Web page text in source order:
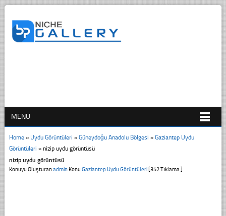
MENU
Home» Uydu Görüntüleri » Güneydoğu Anadolu Bölgesi » Gaziantep Uydu
Görüntüleri » nizip uydu görüntüsü
nizip uydu görüntüsü
Konuyu OluşturanadminKonu Gaziantep Uydu Görüntüleri[352 Tıklama ]